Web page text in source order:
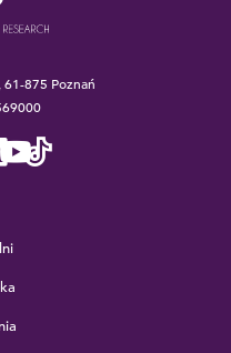
875 Poznań